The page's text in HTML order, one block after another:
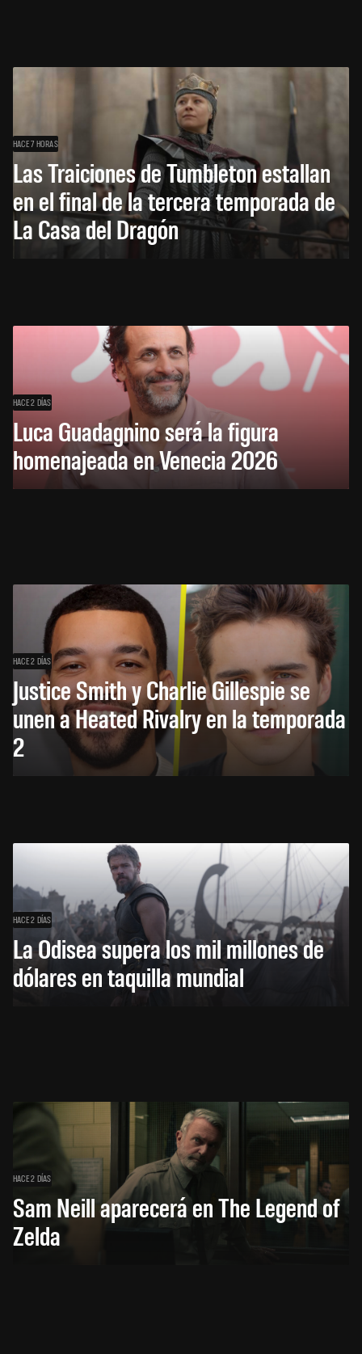
HACE 7 HORAS
Las Traiciones de Tumbleton estallan
en el final de la tercera temporada de
La Casa del Dragón
HACE 2 DÍAS
Luca Guadagnino será la figura
homenajeada en Venecia 2026
HACE 2 DÍAS
Justice Smith y Charlie Gillespie se
unen a Heated Rivalry en la temporada
2
HACE 2 DÍAS
La Odisea supera los mil millones de
dólares en taquilla mundial
HACE 2 DÍAS
Sam Neill aparecerá en The Legend of
Zelda